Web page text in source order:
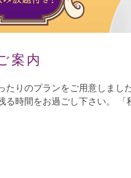
案内
りのプランをご用意しまし
時間をお過ごし下さい。 「